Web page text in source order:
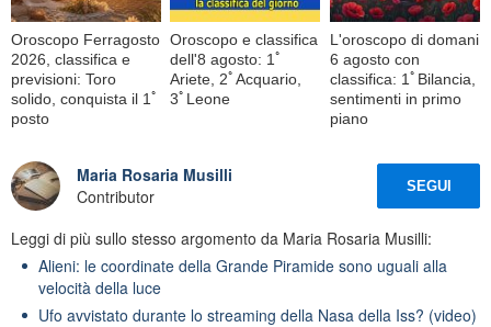
Oroscopo Ferragosto
2026, classifica e
previsioni: Toro
solido, conquista il 1ﾟ
posto
Oroscopo e classifica
dell'8 agosto: 1ﾟ
Ariete, 2ﾟAcquario,
3ﾟLeone
L'oroscopo di domani
6 agosto con
classifica: 1ﾟBilancia,
sentimenti in primo
piano
Maria Rosaria Musilli
Contributor
SEGUI
Leggi di più sullo stesso argomento da Maria Rosaria Musilli:
Alieni: le coordinate della Grande Piramide sono uguali alla
velocità della luce
Ufo avvistato durante lo streaming della Nasa della Iss? (video)